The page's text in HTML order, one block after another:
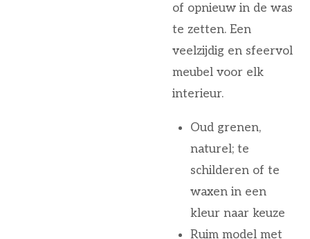
of opnieuw in de was
te zetten. Een
veelzijdig en sfeervol
meubel voor elk
interieur.
Oud grenen,
naturel; te
schilderen of te
waxen in een
kleur naar keuze
Ruim model met